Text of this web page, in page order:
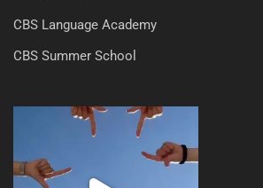
CBS Language Academy
CBS Summer School